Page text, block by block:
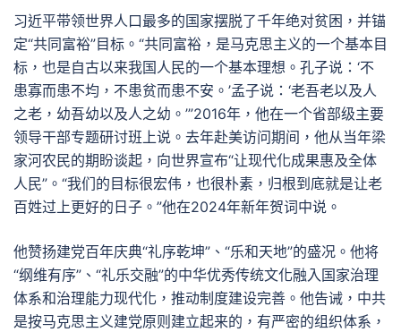
习近平带领世界人口最多的国家摆脱了千年绝对贫困，并锚
定“共同富裕”目标。“共同富裕，是马克思主义的一个基本目
标，也是自古以来我国人民的一个基本理想。孔子说：‘不
患寡而患不均，不患贫而患不安。’孟子说：‘老吾老以及人
之老，幼吾幼以及人之幼。’”2016年，他在一个省部级主要
领导干部专题研讨班上说。去年赴美访问期间，他从当年梁
家河农民的期盼谈起，向世界宣布“让现代化成果惠及全体
人民”。“我们的目标很宏伟，也很朴素，归根到底就是让老
百姓过上更好的日子。”他在2024年新年贺词中说。
他赞扬建党百年庆典“礼序乾坤”、“乐和天地”的盛况。他将
“纲维有序”、“礼乐交融”的中华优秀传统文化融入国家治理
体系和治理能力现代化，推动制度建设完善。他告诫，中共
是按马克思主义建党原则建立起来的，有严密的组织体系，